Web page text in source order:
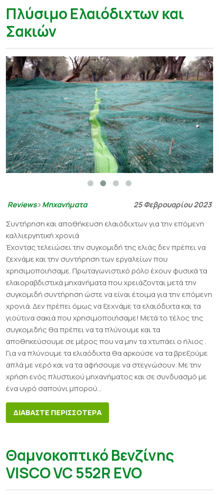
Πλύσιμο Ελαιόδιχτων και
Σακιών
Reviews Μηχανήματα
25 Φεβρουαρίου 2023
Συντήρηση και αποθήκευση ελαιόδιχτων για την επόμενη
καλλιεργητική χρονιά
Έχοντας τελειώσει την συγκομιδή της ελιάς δεν πρέπει να
ξεχνάμε και την συντήρηση των εργαλείων που
χρησιμοποιήσαμε. Πρωταγωνιστικό ρόλο έχουν φυσικά τα
ελαιοραβδιστικά μηχανήματα που χρειάζονται μετά την
συγκομιδή συντήρηση ώστε να είναι έτοιμα για την επόμενη
χρονιά. Δεν πρέπει όμως να ξεχνάμε τα ελαιόδιχτα και τα
γιούτινα σακιά που χρησιμοποιήσαμε! Μετά το τέλος της
συγκομιδής θα πρέπει να τα πλύνουμε και τα
αποθηκεύσουμε σε μέρος που να μην τα χτυπάει ο ήλιος .
Για να πλύνουμε τα ελιαόδιχτα θα αρκούσε να τα βρεξούμε
απλά με νερό και να τα αφήσουμε να στεγνώσουν. Με την
χρήση ενός πλυστικού μηχανήματος και σε συνδυασμό με
ένα υγρό σαπούνι μπορού...
ΔΙΑΒΑΣΤΕ ΠΕΡΙΣΣΟΤΕΡΑ
Θαμνοκοπτικό Βενζίνης
VISCO VC 552R EVO